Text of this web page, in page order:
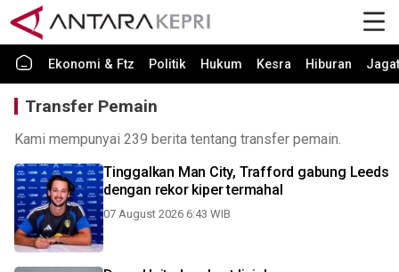
Ekonomi & Ftz Politik Hukum Kesra Hiburan Jagat
Transfer Pemain
Kami mempunyai 239 berita tentang transfer pemain.
Tinggalkan Man City, Trafford gabung Leeds
dengan rekor kiper termahal
07 August 2026 6:43 WIB